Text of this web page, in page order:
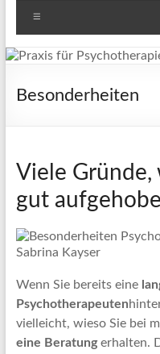
Besonderheiten
Viele Gründe,
gut
Wenn Sie bereits eine
Psychotherapeuten
vielleicht, wieso Sie bei
eine Beratungerhalten.